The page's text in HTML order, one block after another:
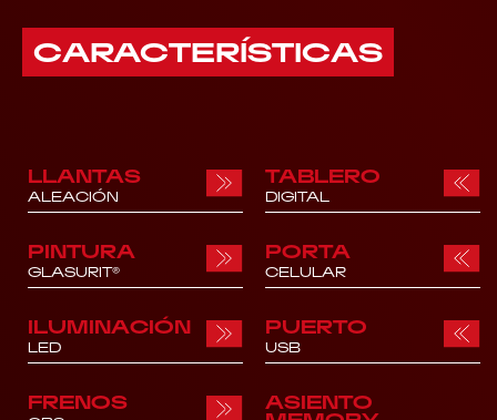
CARACTERÍSTICAS
LLANTAS
ALEACIÓN
PINTURA
GLASURIT®
ILUMINACIÓN
LED
FRENOS
TABLERO
DIGITAL
PORTA
CELULAR
PUERTO
USB
ASIENTO